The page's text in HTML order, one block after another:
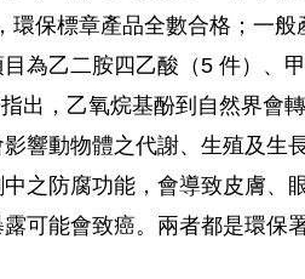
環保標章產品全數合格；一般
為乙二胺四乙酸（5 件）、
出，乙氧烷基酚到自然界會
響動物體之代謝、生殖及生
之防腐功能，會導致皮膚、
可能會致癌。兩者都是環保